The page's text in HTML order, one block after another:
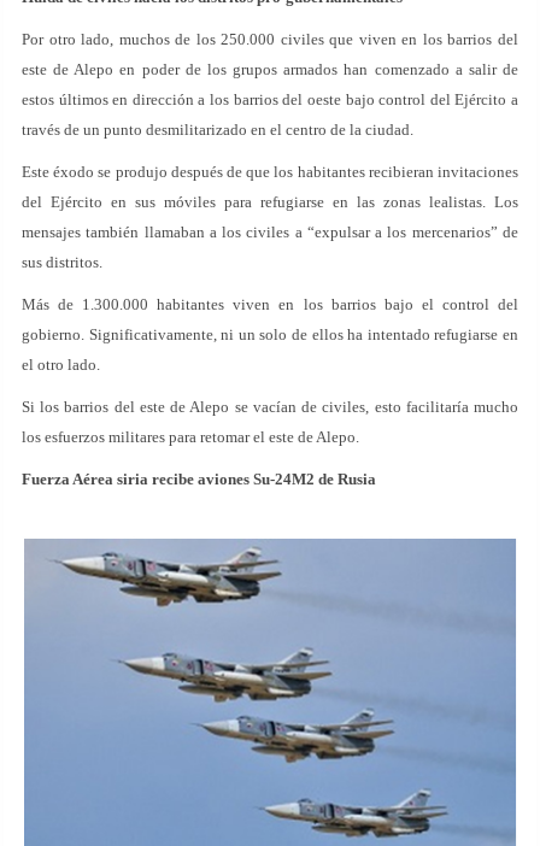
Por otro lado, muchos de los 250.000 civiles que viven en los barrios del
este de Alepo en poder de los grupos armados han comenzado a salir de
estos últimos en dirección a los barrios del oeste bajo control del Ejército a
través de un punto desmilitarizado en el centro de la ciudad.
Este éxodo se produjo después de que los habitantes recibieran invitaciones
del Ejército en sus móviles para refugiarse en las zonas lealistas. Los
mensajes también llamaban a los civiles a “expulsar a los mercenarios” de
sus distritos.
Más de 1.300.000 habitantes viven en los barrios bajo el control del
gobierno. Significativamente, ni un solo de ellos ha intentado refugiarse en
el otro lado.
Si los barrios del este de Alepo se vacían de civiles, esto facilitaría mucho
los esfuerzos militares para retomar el este de Alepo.
Fuerza Aérea siria recibe aviones Su-24M2 de Rusia